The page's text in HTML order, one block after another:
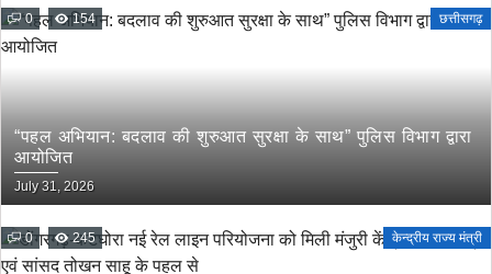
0 154 छत्तीसगढ़
“पहल अभियान: बदलाव की शुरुआत सुरक्षा के साथ” पुलिस विभाग द्वारा
आयोजित
July 31, 2026
0 245 केन्द्रीय राज्य मंत्री